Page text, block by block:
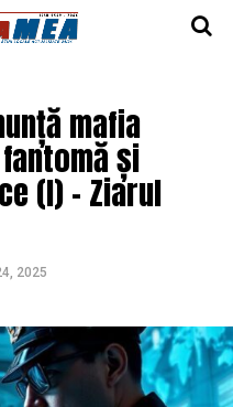
mafia
și
(I) – Ziarul
2025